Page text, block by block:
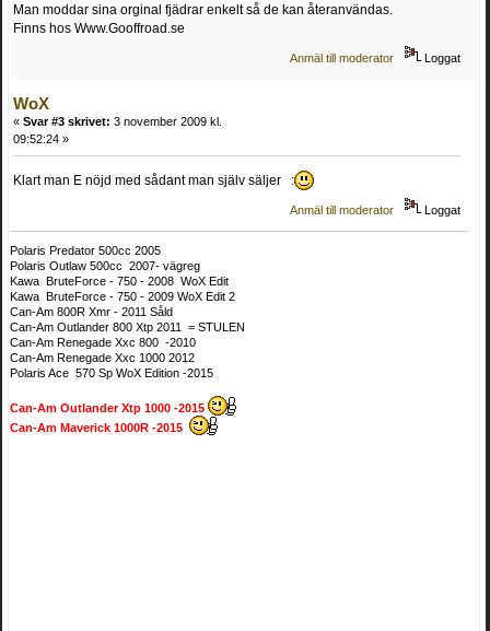
Man moddar sina orginal fjädrar enkelt så de kan återanvändas.
Finns hos Www.Gooffroad.se
Anmäl till moderator Loggat
WoX
« Svar #3 skrivet: 3 november 2009 kl.
09:52:24 »
Klart man E nöjd med sådant man själv säljer :
Anmäl till moderator Loggat
Polaris Predator 500cc 2005
Polaris Outlaw 500cc 2007- vägreg
Kawa BruteForce - 750 - 2008 WoX Edit
Kawa BruteForce - 750 - 2009 WoX Edit 2
Can-Am 800R Xmr - 2011 Såld
Can-Am Outlander 800 Xtp 2011 = STULEN
Can-Am Renegade Xxc 800 -2010
Can-Am Renegade Xxc 1000 2012
Polaris Ace 570 Sp WoX Edition -2015
Can-Am Outlander Xtp 1000 -2015
Can-Am Maverick 1000R -2015